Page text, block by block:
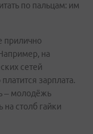
по пальцам: им
прилично
на
сетей
зарплата.
– молодёжь
на столб гайки